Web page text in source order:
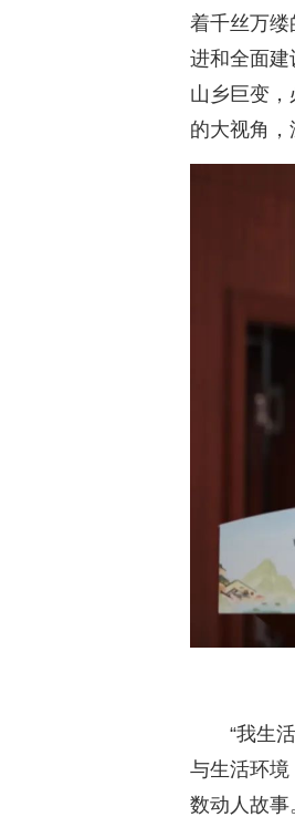
着千丝万
进和全面
山乡巨变
的大视角，
“我生
与生活环
数动人故事